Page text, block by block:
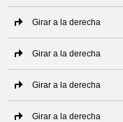
Girar a la derecha
Girar a la derecha
Girar a la derecha
Girar a la derecha